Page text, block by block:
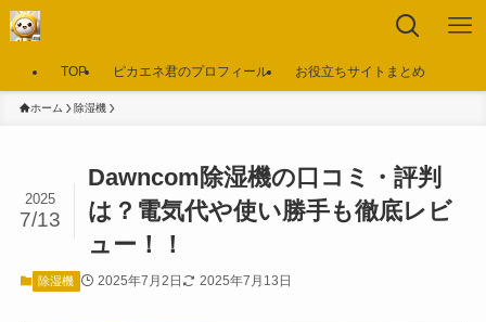
TOP ピカエネ君のプロフィール お役立ちサイトまとめ
ホーム 除湿機
Dawncom除湿機の口コミ・評判
は？電気代や使い勝手も徹底レビ
ュー！！
2025
7/13
除湿機 2025年7月2日 2025年7月13日